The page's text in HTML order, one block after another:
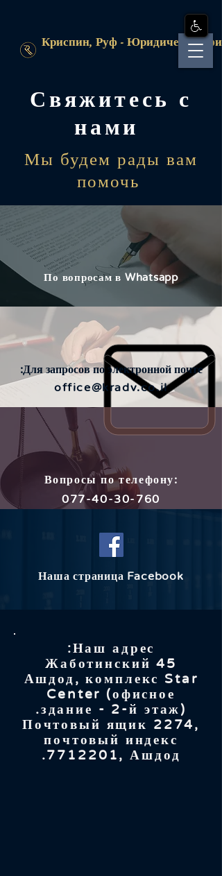
Криспин, Руф - Юридическая
Свяжитесь с
нами
Мы будем рады вам
помочь
По вопросам в Whatsapp
Для запросов по электронной почте:
office@kradv.co.il
Вопросы по телефону:
077-40-30-760
Наша страница ​Facebook
Наш адрес:
Жаботинский 45
Ашдод, комплекс Star
Center (офисное
здание - 2-й этаж).
Почтовый ящик 2274,
почтовый индекс
7712201, Ашдод.